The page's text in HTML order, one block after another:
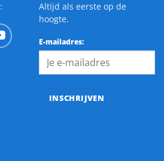
Altijd als eerste op de
hoogte.
E-mailadres: